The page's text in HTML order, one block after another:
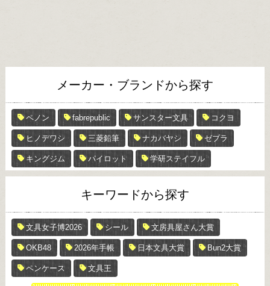
メーカー・ブランドから探す
ペノン fabrepublic サンスター文具 コクヨ
ヒノデワシ 三菱鉛筆 ナカバヤシ ゼブラ
キングジム パイロット 学研ステイフル
キーワードから探す
文具女子博2026 シール 文房具屋さん大賞
OKB48 2026年手帳 日本文具大賞 Bun2大賞
ペンケース 文具王